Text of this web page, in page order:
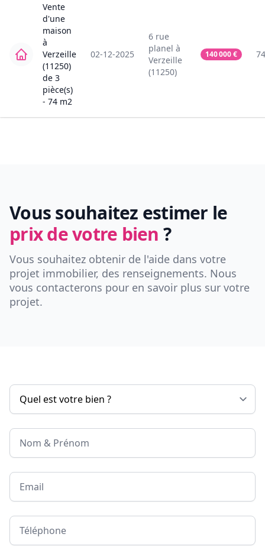
Vente
d'une
maison
à
Verzeille
(11250)
de 3
pièce(s)
- 74 m2
02-12-2025
6 rue
planel à
Verzeille
(11250)
140 000€ 74
Vous souhaitez estimer le
prix de votre bien ?
Vous souhaitez obtenir de l'aide dans votre
projet immobilier, des renseignements. Nous
vous contacterons pour en savoir plus sur votre
projet.
Nom & Prénom
Email
Téléphone